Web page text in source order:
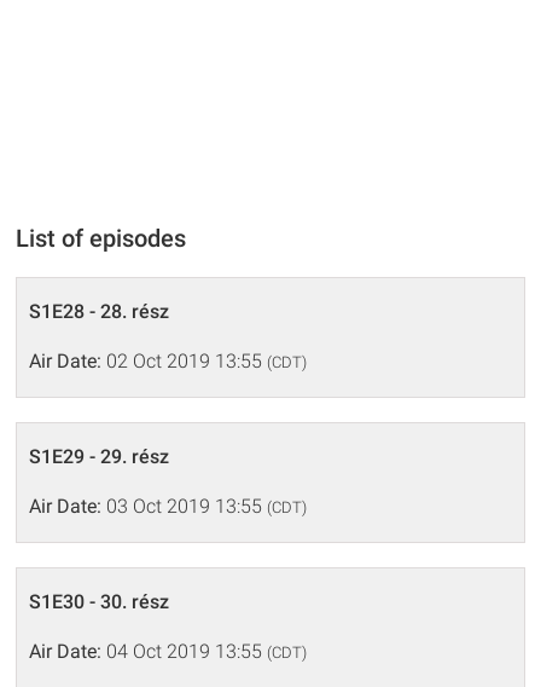
List of episodes
S1E28 - 28. rész
Air Date: 02 Oct 2019 13:55 (CDT)
S1E29 - 29. rész
Air Date: 03 Oct 2019 13:55 (CDT)
S1E30 - 30. rész
Air Date: 04 Oct 2019 13:55 (CDT)